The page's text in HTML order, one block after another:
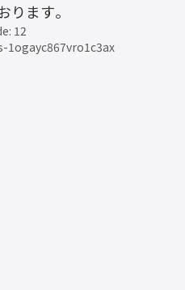
ります。
12
1ogayc867vro1c3ax